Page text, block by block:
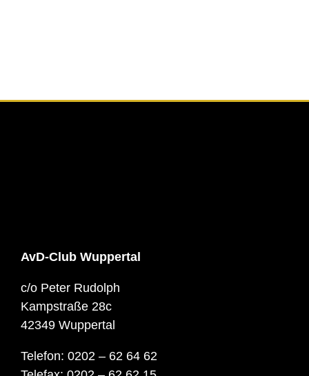
AvD-Club Wuppertal
c/o Peter Rudolph
Kampstraße 28c
42349 Wuppertal
Telefon: 0202 – 62 64 62